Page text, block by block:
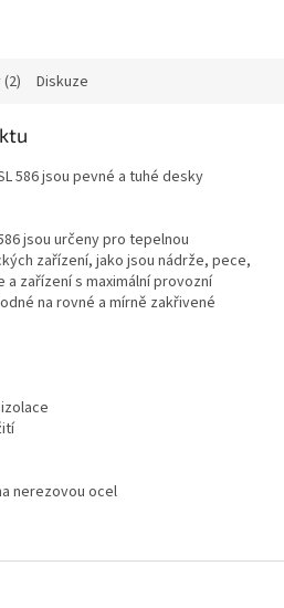
Diskuze
586 jsou pevné a tuhé desky
jsou určeny pro tepelnou
zařízení, jako jsou nádrže, pece,
zařízení s maximální provozní
na rovné a mírně zakřivené
nerezovou ocel